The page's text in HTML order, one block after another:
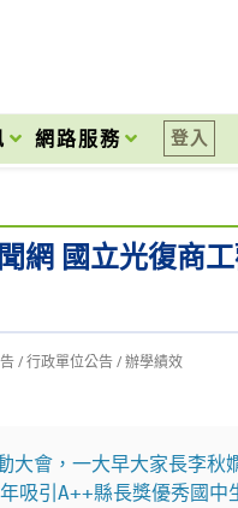
網路服務 登入
網 國立光復商
/ 行政單位公告 / 辦學績效
會，一大早大家長李
吸引A++縣長獎優秀國